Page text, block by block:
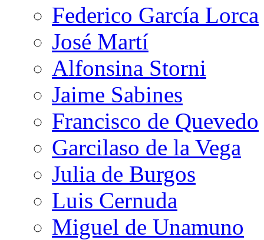
Federico García Lorca
José Martí
Alfonsina Storni
Jaime Sabines
Francisco de Quevedo
Garcilaso de la Vega
Julia de Burgos
Luis Cernuda
Miguel de Unamuno